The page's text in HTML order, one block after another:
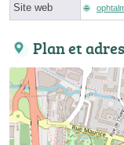
Site web
Plan et